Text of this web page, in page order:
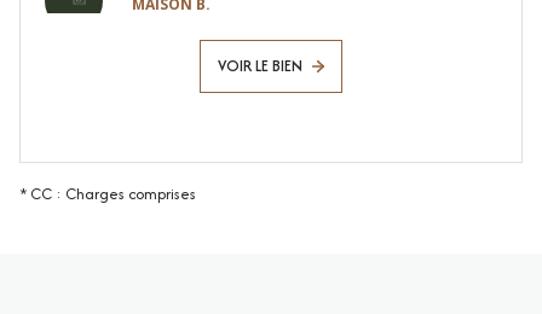
VOIR LE BIEN
* CC : Charges comprises